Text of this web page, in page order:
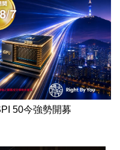
50今強勢開募